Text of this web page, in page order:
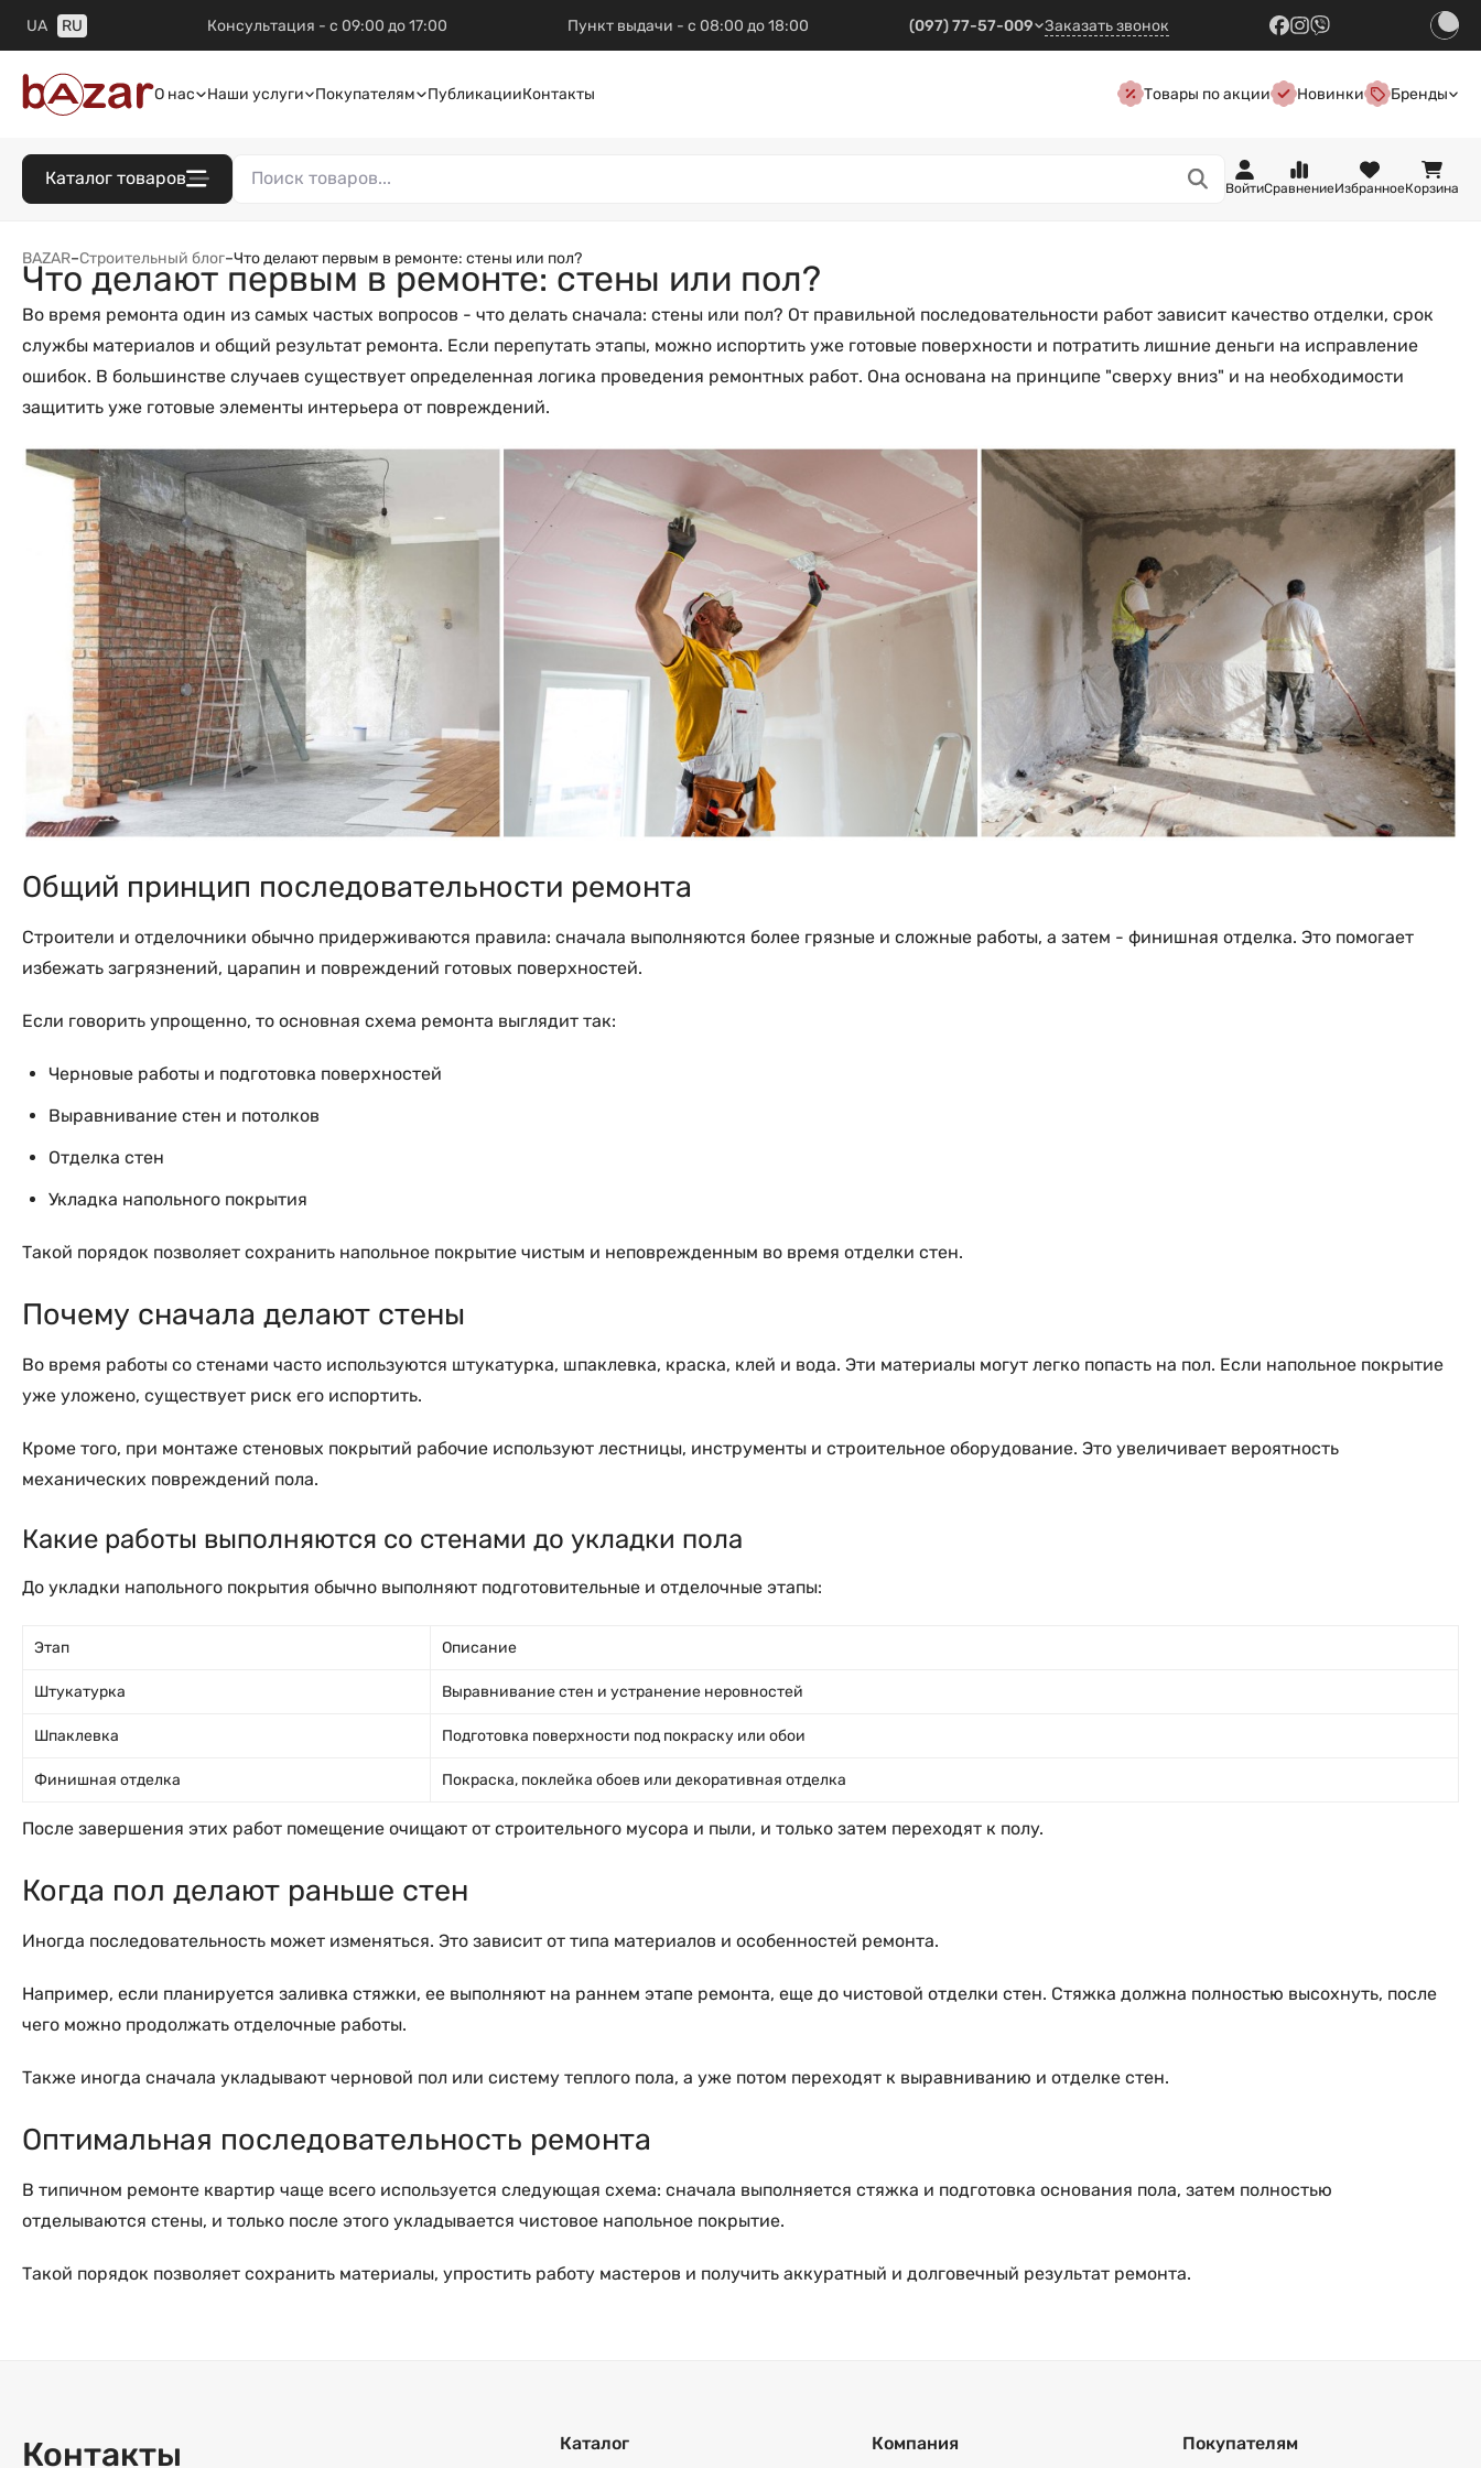
UA RU Консультация - с 09:00 до 17:00 Пункт выдачи - с 08:00 до 18:00 (097) 77-57-009 Заказать звонок
О нас Наши услуги Покупателям ПубликацииКонтакты Товары по акции Новинки Бренды
Каталог товаров
ВойтиСравнениеИзбранноеКорзина
BAZAR–Строительный блог–Что делают первым в ремонте: стены или пол?
Что делают первым в ремонте: стены или пол?
Во время ремонта один из самых частых вопросов - что делать сначала: стены или пол? От правильной последовательности работ зависит качество отделки, срок
службы материалов и общий результат ремонта. Если перепутать этапы, можно испортить уже готовые поверхности и потратить лишние деньги на исправление
ошибок. В большинстве случаев существует определенная логика проведения ремонтных работ. Она основана на принципе "сверху вниз" и на необходимости
защитить уже готовые элементы интерьера от повреждений.
Общий принцип последовательности ремонта
Строители и отделочники обычно придерживаются правила: сначала выполняются более грязные и сложные работы, а затем - финишная отделка. Это помогает
избежать загрязнений, царапин и повреждений готовых поверхностей.
Если говорить упрощенно, то основная схема ремонта выглядит так:
Черновые работы и подготовка поверхностей
Выравнивание стен и потолков
Отделка стен
Укладка напольного покрытия
Такой порядок позволяет сохранить напольное покрытие чистым и неповрежденным во время отделки стен.
Почему сначала делают стены
Во время работы со стенами часто используются штукатурка, шпаклевка, краска, клей и вода. Эти материалы могут легко попасть на пол. Если напольное покрытие
уже уложено, существует риск его испортить.
Кроме того, при монтаже стеновых покрытий рабочие используют лестницы, инструменты и строительное оборудование. Это увеличивает вероятность
механических повреждений пола.
Какие работы выполняются со стенами до укладки пола
До укладки напольного покрытия обычно выполняют подготовительные и отделочные этапы:
Этап Описание
Штукатурка Выравнивание стен и устранение неровностей
Шпаклевка Подготовка поверхности под покраску или обои
Финишная отделка Покраска, поклейка обоев или декоративная отделка
После завершения этих работ помещение очищают от строительного мусора и пыли, и только затем переходят к полу.
Когда пол делают раньше стен
Иногда последовательность может изменяться. Это зависит от типа материалов и особенностей ремонта.
Например, если планируется заливка стяжки, ее выполняют на раннем этапе ремонта, еще до чистовой отделки стен. Стяжка должна полностью высохнуть, после
чего можно продолжать отделочные работы.
Также иногда сначала укладывают черновой пол или систему теплого пола, а уже потом переходят к выравниванию и отделке стен.
Оптимальная последовательность ремонта
В типичном ремонте квартир чаще всего используется следующая схема: сначала выполняется стяжка и подготовка основания пола, затем полностью
отделываются стены, и только после этого укладывается чистовое напольное покрытие.
Такой порядок позволяет сохранить материалы, упростить работу мастеров и получить аккуратный и долговечный результат ремонта.
Контакты Каталог Компания Покупателям